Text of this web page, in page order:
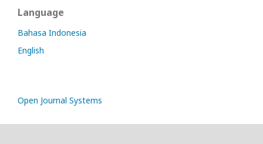
Language
Bahasa Indonesia
English
Open Journal Systems